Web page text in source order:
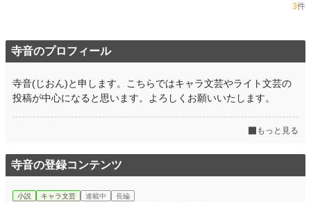
3件
寺音のプロフィール
寺音(じおん)と申します。こちらではキャラ文芸やライト文芸の
投稿が中心になると思います。よろしくお願いいたします。
もっと見る
寺音の登録コンテンツ
小説 キャラ文芸 連載中 長編